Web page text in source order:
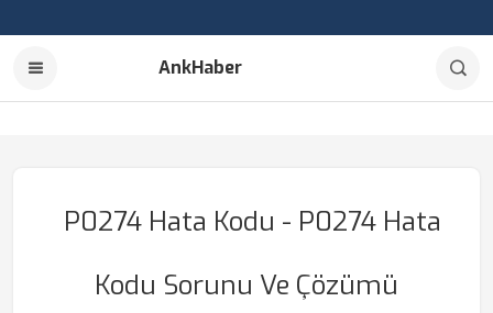
AnkHaber
P0274 Hata Kodu - P0274 Hata
Kodu Sorunu Ve Çözümü